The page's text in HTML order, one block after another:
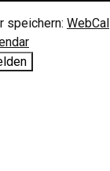
speichern: WebCal